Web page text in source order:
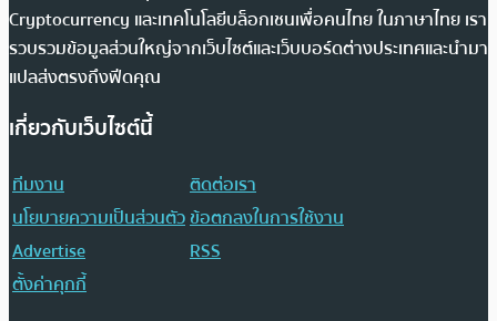
Cryptocurrency และเทคโนโลยีบล็อกเชนเพื่อคนไทย ในภาษาไทย เรา
รวบรวมข้อมูลส่วนใหญ่จากเว็บไซต์และเว็บบอร์ดต่างประเทศและนำมา
แปลส่งตรงถึงฟีดคุณ
เกี่ยวกับเว็บไซต์นี้
ทีมงาน
ติดต่อเรา
นโยบายความเป็นส่วนตัวข้อตกลงในการใช้งาน
Advertise
RSS
ตั้งค่าคุกกี้